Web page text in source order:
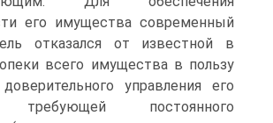
его имущества современный
отказался от известной в
всего имущества в пользу
управления его
требующей постоянного